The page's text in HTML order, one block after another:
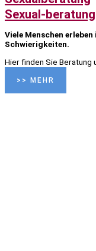
Sexual-beratung
Viele Menschen
Schwierigkeiten.
Hier finden Sie Beratung
>> MEHR